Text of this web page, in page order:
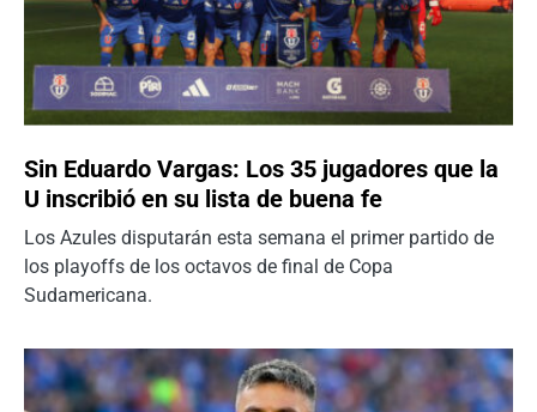
Sin Eduardo Vargas: Los 35 jugadores que la
U inscribió en su lista de buena fe
Los Azules disputarán esta semana el primer partido de
los playoffs de los octavos de final de Copa
Sudamericana.